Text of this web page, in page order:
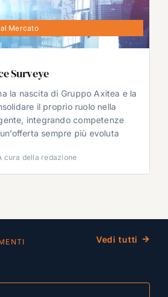
Mercato
Surveye
la nascita di Gruppo Axitea e la
il proprio ruolo nella
integrando competenze
sempre più evoluta
cura della redazione
Vedi tutti